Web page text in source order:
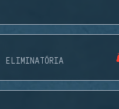
ELIMINATÓRIA